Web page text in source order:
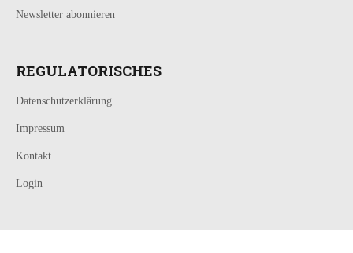
Newsletter abonnieren
REGULATORISCHES
Datenschutzerklärung
Impressum
Kontakt
Login